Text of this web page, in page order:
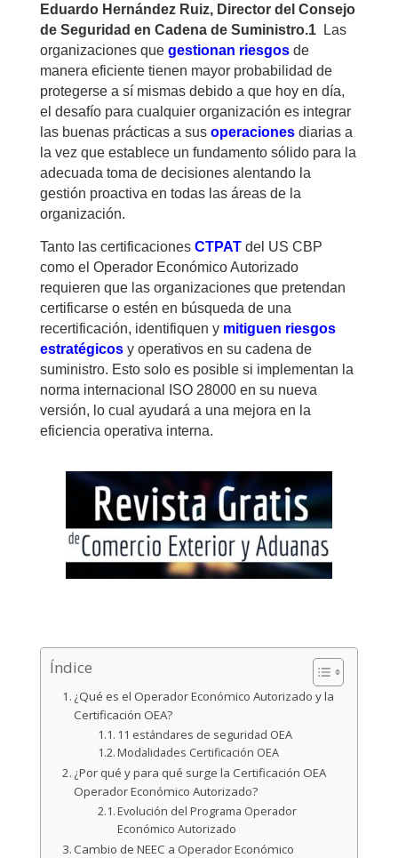
Eduardo Hernández Ruiz, Director del Consejo
de Seguridad en Cadena de Suministro.1
Las
organizaciones que gestionan riesgosde
manera eficiente tienen mayor probabilidad de
protegerse a sí mismas debido a que hoy en día,
el desafío para cualquier organización es integrar
las buenas prácticas a sus operacionesdiarias a
la vez que establece un fundamento sólido para la
adecuada toma de decisiones alentando la
gestión proactiva en todas las áreas de la
organización.
Tanto las certificaciones CTPATdel US CBP
como el Operador Económico Autorizado
requieren que las organizaciones que pretendan
certificarse o estén en búsqueda de una
recertificación, identifiquen y mitiguen riesgos
estratégicosy operativos en su cadena de
suministro. Esto solo es posible si implementan la
norma internacional ISO 28000 en su nueva
versión, lo cual ayudará a una mejora en la
eficiencia operativa interna.
Índice
¿Qué es el Operador Económico Autorizado y la
Certificación OEA?
11 estándares de seguridad OEA
Modalidades Certificación OEA
¿Por qué y para qué surge la Certificación OEA
Operador Económico Autorizado?
Evolución del Programa Operador
Económico Autorizado
Cambio de NEEC a Operador Económico